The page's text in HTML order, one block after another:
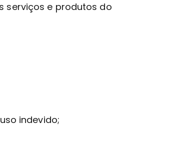
serviços e produtos do
indevido;